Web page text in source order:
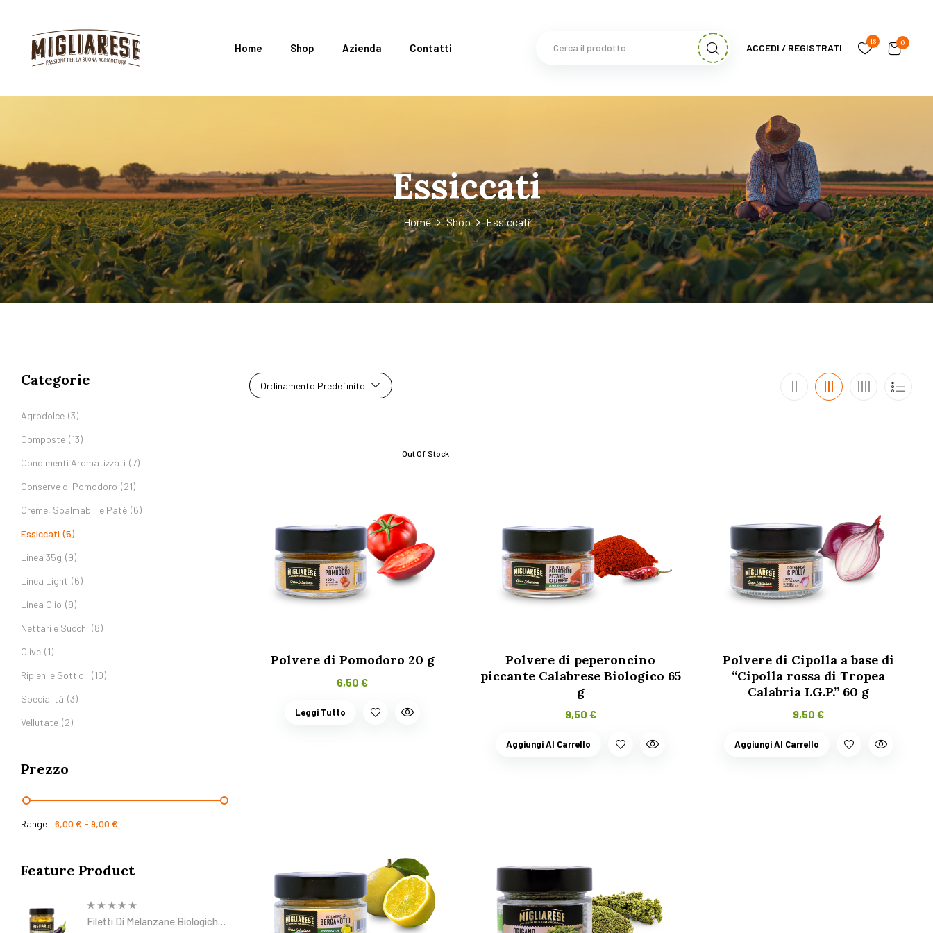
Home Shop Azienda Contatti ACCEDI / REGISTRATI 18 0
Essiccati
Home Shop Essiccati
Categorie
Agrodolce (3)
Composte (13)
Condimenti Aromatizzati (7)
Conserve di Pomodoro (21)
Creme, Spalmabili e Patè (6)
Essiccati (5)
Linea 35g (9)
Linea Light (6)
Linea Olio (9)
Nettari e Succhi (8)
Olive (1)
Ripieni e Sott'oli (10)
Specialità (3)
Vellutate (2)
Prezzo
Range : 6,00 € - 9,00 €
Feature Product
Filetti Di Melanzane Biologiche
Ordinamento Predefinito
Out Of Stock
Polvere di Pomodoro 20 g
6,50€
Leggi Tutto
Polvere di peperoncino
piccante Calabrese Biologico 65
g
9,50 €
Aggiungi Al Carrello
Polvere di Cipolla a base di
“Cipolla rossa di Tropea
Calabria I.G.P.” 60 g
9,50€
Aggiungi Al Carrello